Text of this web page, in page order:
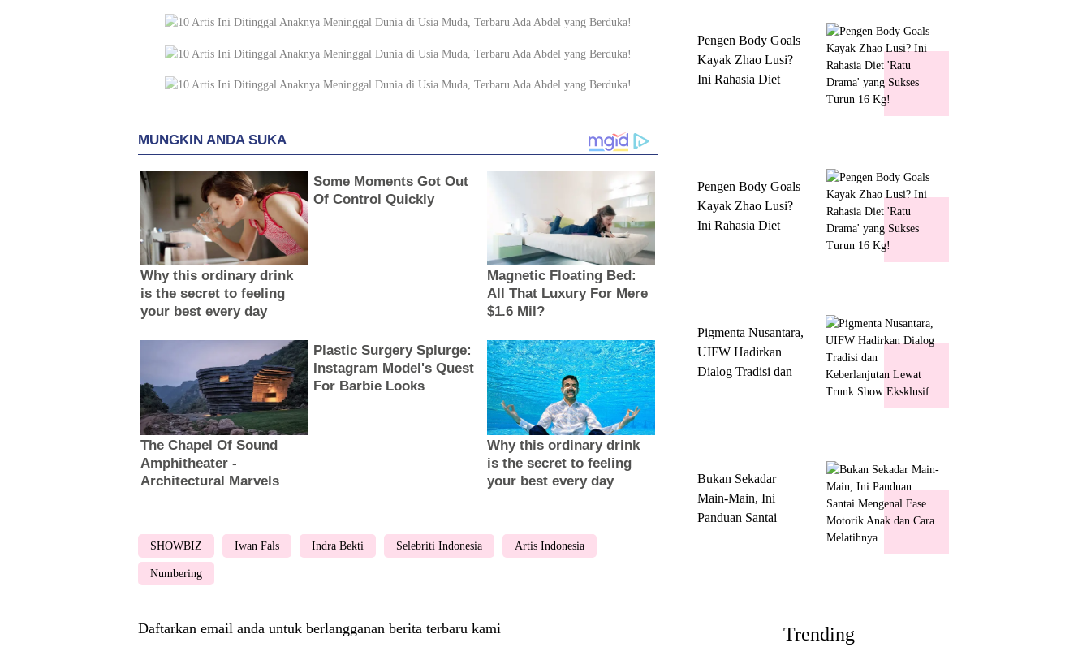
SHOWBIZ Iwan Fals Indra Bekti Selebriti Indonesia Artis Indonesia
Numbering
Daftarkan email anda untuk berlangganan berita terbaru kami
Pengen Body Goals
Kayak Zhao Lusi?
Ini Rahasia Diet
Pengen Body Goals
Kayak Zhao Lusi?
Ini Rahasia Diet
Pigmenta Nusantara,
UIFW Hadirkan
Dialog Tradisi dan
Bukan Sekadar
Main-Main, Ini
Panduan Santai
Trending